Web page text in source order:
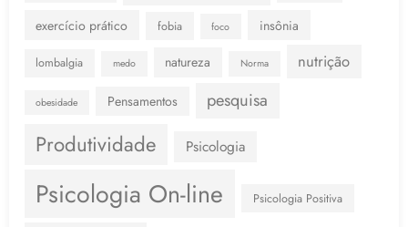
exercício prático fobia foco insônia
lombalgia medo natureza Norma nutrição
obesidade Pensamentos pesquisa
Produtividade Psicologia
Psicologia On-line Psicologia Positiva